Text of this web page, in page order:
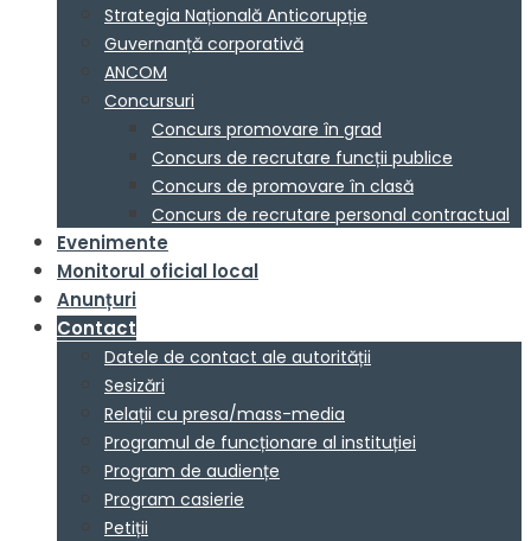
Strategia Națională Anticorupție
Guvernanță corporativă
ANCOM
Concursuri
Concurs promovare în grad
Concurs de recrutare funcții publice
Concurs de promovare în clasă
Concurs de recrutare personal contractual
Evenimente
Monitorul oficial local
Anunțuri
Contact
Datele de contact ale autorității
Sesizări
Relații cu presa/mass-media
Programul de funcționare al instituției
Program de audiențe
Program casierie
Petiții